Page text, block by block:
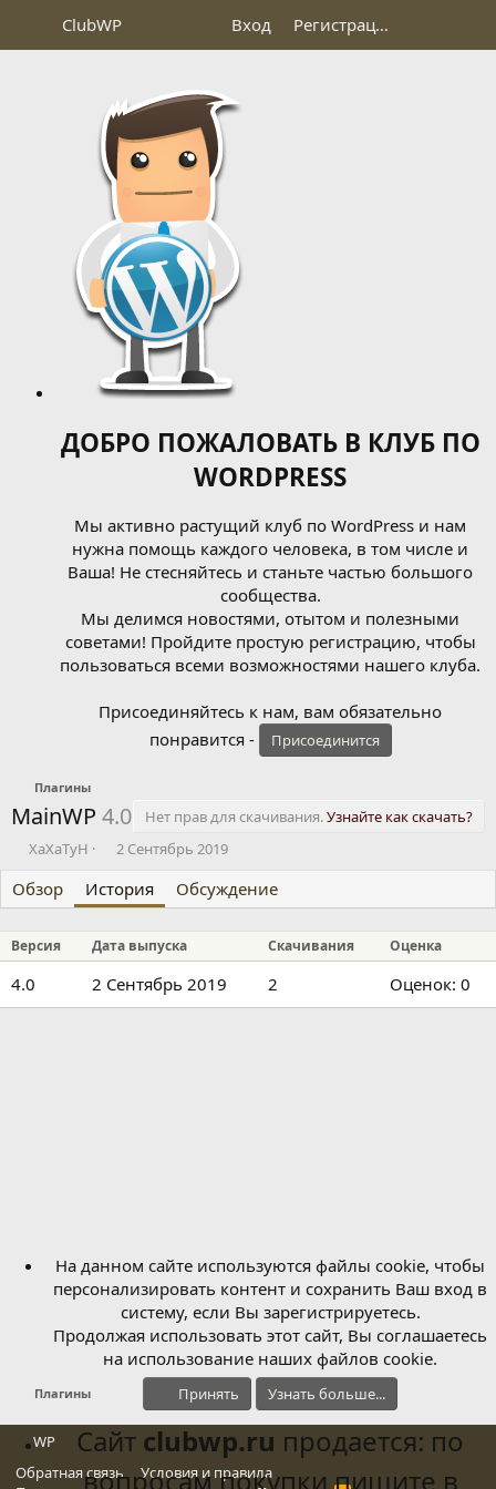
ClubWP Вход Регистрация
ДОБРО ПОЖАЛОВАТЬ В КЛУБ ПО
WORDPRESS
Мы активно растущий клуб по WordPress и нам
нужна помощь каждого человека, в том числе и
Ваша! Не стесняйтесь и станьте частью большого
сообщества.
Мы делимся новостями, отытом и полезными
советами! Пройдите простую регистрацию, чтобы
пользоваться всеми возможностями нашего клуба.
Присоединяйтесь к нам, вам обязательно
понравится -
Присоединится
Плагины
MainWP 4.0 Нет прав для скачивания.Узнайте как скачать?
А
т
о
XaXaTyH
Д
т
а
о
з
д
а
2 Сентябрь 2019
Обзор История Обсуждение
Версия Дата выпуска Скачивания Оценка
4.0 2 Сентябрь 2019 2
0
.
Оценок: 0
Плагины
WP
Обратная связь
Условия и правила
На данном сайте используются файлы cookie, чтобы
персонализировать контент и сохранить Ваш вход в
систему, если Вы зарегистрируетесь.
Продолжая использовать этот сайт, Вы соглашаетесь
на использование наших файлов cookie.
Принять Узнать больше...
Сайт clubwp.ru продается: по
вопросам покупки пишите в